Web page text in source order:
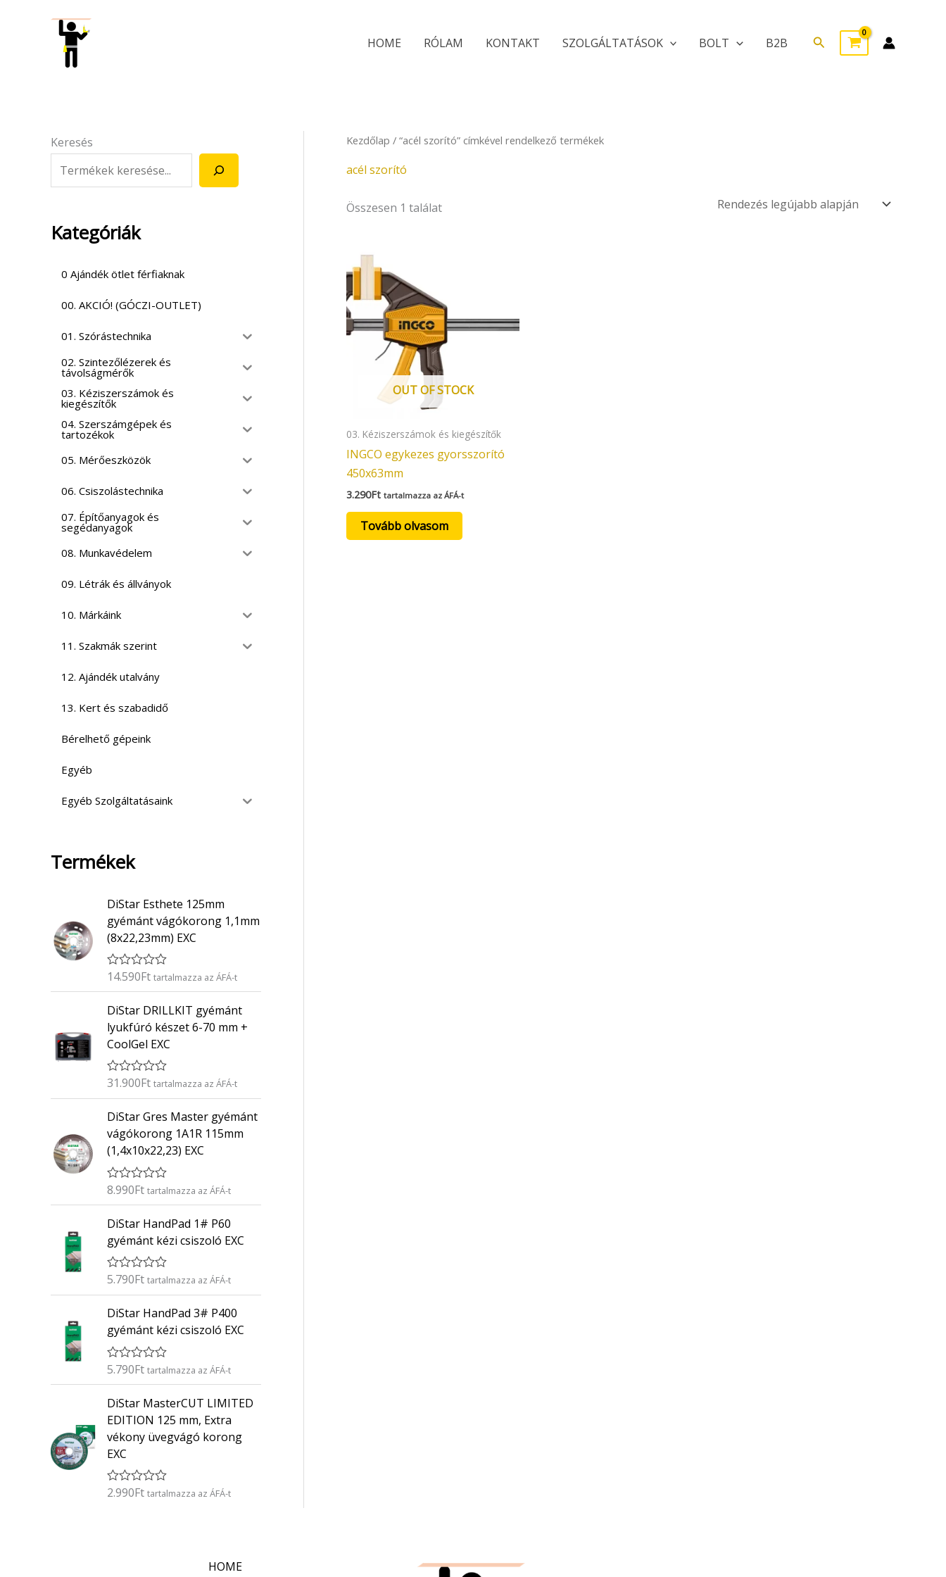
HOME RÓLAM KONTAKT SZOLGÁLTATÁSOK BOLT B2B Search
Keresés
Kategóriák
0 Ajándék ötlet férfiaknak
00. AKCIÓ! (GÓCZI-OUTLET)
01. Szórástechnika
02. Szintezőlézerek és
távolságmérők
03. Kéziszerszámok és
kiegészítők
04. Szerszámgépek és
tartozékok
05. Mérőeszközök
06. Csiszolástechnika
07. Építőanyagok és
segédanyagok
08. Munkavédelem
09. Létrák és állványok
10. Márkáink
11. Szakmák szerint
12. Ajándék utalvány
13. Kert és szabadidő
Bérelhető gépeink
Egyéb
Egyéb Szolgáltatásaink
Termékek
DiStar Esthete 125mm
gyémánt vágókorong 1,1mm
(8x22,23mm) EXC
É
é
k
e
l
s
:
0
/
5
14.590Ft tartalmazza az ÁFÁ-t
DiStar DRILLKIT gyémánt
lyukfúró készet 6-70 mm +
CoolGel EXC
É
é
e
l
s
:
0
/
5
31.900Ft tartalmazza az ÁFÁ-t
DiStar Gres Master gyémánt
vágókorong 1A1R 115mm
(1,4x10x22,23) EXC
É
é
e
é
s
/
8.990Ft tartalmazza az ÁFÁ-t
DiStar HandPad 1# P60
gyémánt kézi csiszoló EXC
É
é
e
é
s
/
5
5.790Ft tartalmazza az ÁFÁ-t
DiStar HandPad 3# P400
gyémánt kézi csiszoló EXC
É
é
k
e
l
é
s
0
/
5.790Ft tartalmazza az ÁFÁ-t
DiStar MasterCUT LIMITED
EDITION 125 mm, Extra
vékony üvegvágó korong
EXC
É
2.990Ft tartalmazza az ÁFÁ-t
Kezdőlap / “acél szorító” címkével rendelkező termékek
acél szorító
Összesen 1 találat
OUT OF STOCK
03. Kéziszerszámok és kiegészítők
INGCO egykezes gyorsszorító
450x63mm
3.290Ft tartalmazza az ÁFÁ-t
Tovább olvasom
HOME